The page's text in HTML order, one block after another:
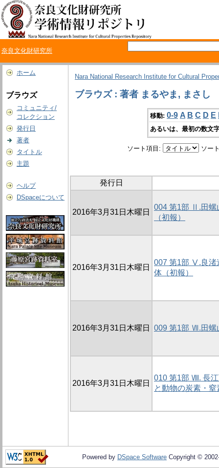
奈良文化財研究所
ホーム
ブラウズ
コミュニティ/
コレクション
発行日
著者
タイトル
主題
ヘルプ
DSpaceについて
Nara National Research Institute for Cultural
ブラウズ : 著者 まるやま, まさし
移動: 0-9 A B C D E
あるいは、最初の数文
ソート項目: ソー
発行日
2016年3月31日木曜日
004 第1部 Ⅱ.田螺
（初報）
2016年3月31日木曜日
007 第1部 Ⅴ.良渚
体（初報）
2016年3月31日木曜日 009 第1部 Ⅶ.田螺
2016年3月31日木曜日
010 第1部 Ⅷ. 長
と動物の炭素・
Powered by DSpace Software Copyright ©